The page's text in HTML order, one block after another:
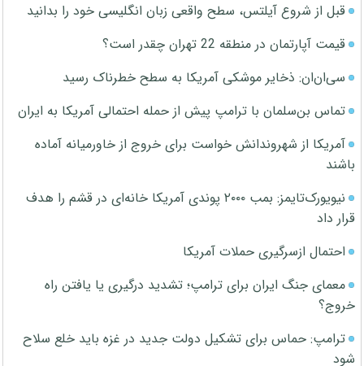
قبل از شروع آیلتس، سطح واقعی زبان انگلیسی خود را بدانید
قیمت آپارتمان در منطقه 22 تهران چقدر است؟
سی‌ان‌ان: ذخایر موشکی آمریکا به سطح خطرناک رسید
تماس بن‌سلمان با ترامپ پیش از حمله احتمالی آمریکا به ایران
آمریکا از شهروندانش خواست برای خروج از خاورمیانه آماده
باشند
نیویورک‌تایمز: بمب ۲۰۰۰ پوندی آمریکا خانه‌ای در قشم را هدف
قرار داد
احتمال ازسرگیری حملات آمریکا
معمای جنگ ایران برای ترامپ؛ تشدید درگیری یا یافتن راه
خروج؟
ترامپ: حماس برای تشکیل دولت جدید در غزه باید خلع سلاح
شود